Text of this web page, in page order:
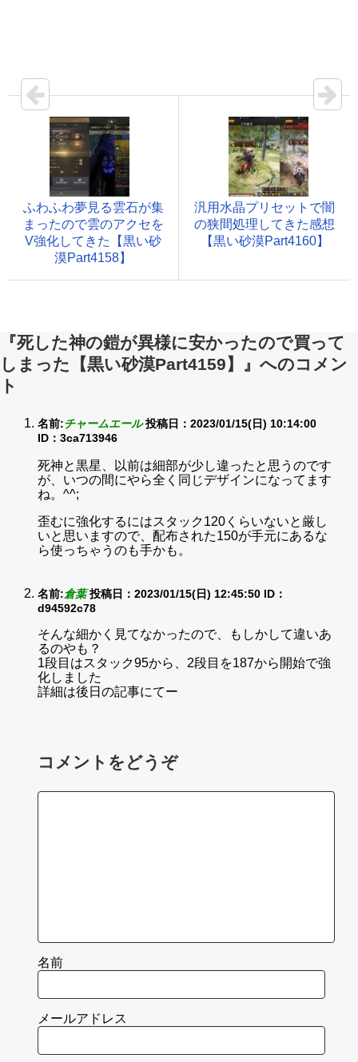
ふわふわ夢見る雲石が集
まったので雲のアクセを
V強化してきた【黒い砂
漠Part4158】
汎用水晶プリセットで闇
の狭間処理してきた感想
【黒い砂漠Part4160】
『死した神の鎧が異様に安かったので買って
しまった【黒い砂漠Part4159】』へのコメン
ト
名前:チャームエール 投稿日：2023/01/15(日) 10:14:00
ID：3ca713946
死神と黒星、以前は細部が少し違ったと思うのです
が、いつの間にやら全く同じデザインになってます
ね。^^;
歪むに強化するにはスタック120くらいないと厳し
いと思いますので、配布された150が手元にあるな
ら使っちゃうのも手かも。
名前:倉葉 投稿日：2023/01/15(日) 12:45:50 ID：
d94592c78
そんな細かく見てなかったので、もしかして違いあ
るのやも？
1段目はスタック95から、2段目を187から開始で強
化しました
詳細は後日の記事にてー
コメントをどうぞ
名前
メールアドレス